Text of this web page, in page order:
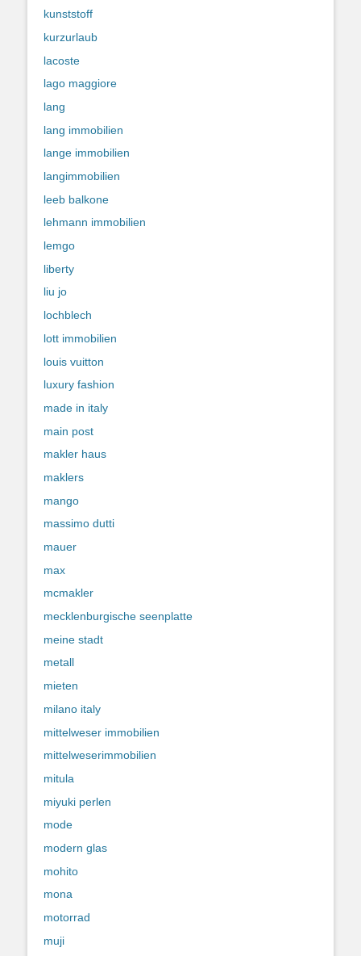
kunststoff
kurzurlaub
lacoste
lago maggiore
lang
lang immobilien
lange immobilien
langimmobilien
leeb balkone
lehmann immobilien
lemgo
liberty
liu jo
lochblech
lott immobilien
louis vuitton
luxury fashion
made in italy
main post
makler haus
maklers
mango
massimo dutti
mauer
max
mcmakler
mecklenburgische seenplatte
meine stadt
metall
mieten
milano italy
mittelweser immobilien
mittelweserimmobilien
mitula
miyuki perlen
mode
modern glas
mohito
mona
motorrad
muji